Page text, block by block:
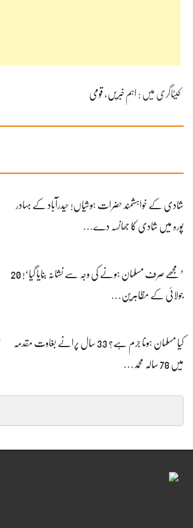
کیٹاگری میں : اہم خبریں ، قومی
شادی کے خواہشمند حضرات ہوشیاں! حیدرآباد کے بہادر
پورہ میں شادی کا جھانسہ دے…
’مجھے صرف مسلمان ہونے کی وجہ سے نشانہ بنایا گیا‘! 20
جولائی کے مظاہرین…
کیا مسلمان ہونا جرم ہے؟ 33 سال پرانے بغاوت مقدمہ
میں 78 سالہ محمد…